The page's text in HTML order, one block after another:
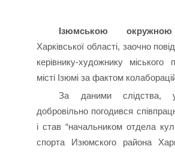
Ізюмською
Харківської області, заочно
керівнику-художнику
місті Ізюмі за фактом
За даними слідства,
добровільно погодився
і став “начальником отдела
спорта Изюмского района